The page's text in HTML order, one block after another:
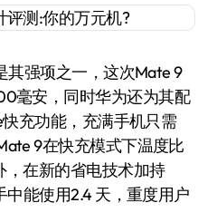
强项之一，这次Mate 9
毫安，同时华为还为其配
充功能，充满手机只需
9在快充模式下温度比
，在新的省电技术加持
能使用2.4 天，重度用户